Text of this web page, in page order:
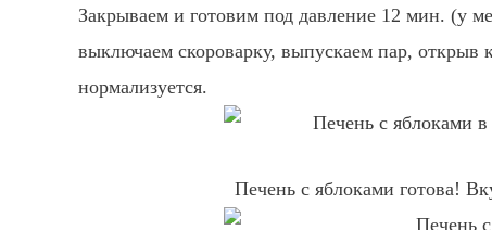
Закрываем и готовим под давление 12 мин. (у
выключаем скороварку, выпускаем пар, открыв
нормализуется.
Печень с яблоками готова!